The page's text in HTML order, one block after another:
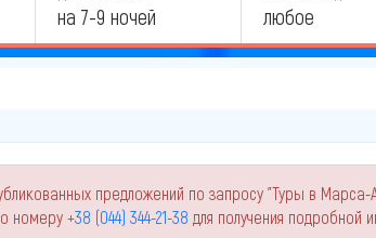
на 7-9 ночей любое
предложений по запросу "Туры в
номеру +38 (044) 344-21-38 для получения подробной